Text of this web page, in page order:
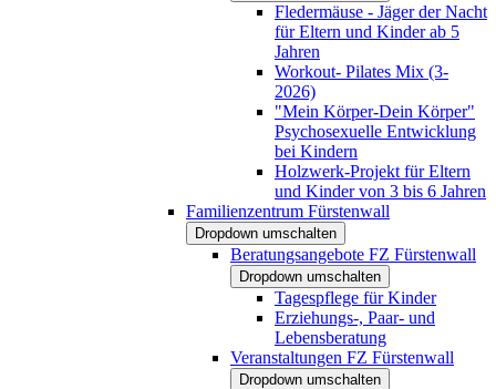
Fledermäuse - Jäger der Nacht
für Eltern und Kinder ab 5
Jahren
Workout- Pilates Mix (3-
2026)
"Mein Körper-Dein Körper"
Psychosexuelle Entwicklung
bei Kindern
Holzwerk-Projekt für Eltern
und Kinder von 3 bis 6 Jahren
Familienzentrum Fürstenwall
Dropdown umschalten
Beratungsangebote FZ Fürstenwall
Dropdown umschalten
Tagespflege für Kinder
Erziehungs-, Paar- und
Lebensberatung
Veranstaltungen FZ Fürstenwall
Dropdown umschalten